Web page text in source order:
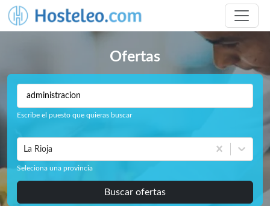
Ofertas
Escribe el puesto que quieras buscar
La Rioja
Seleciona una provincia
Buscar ofertas